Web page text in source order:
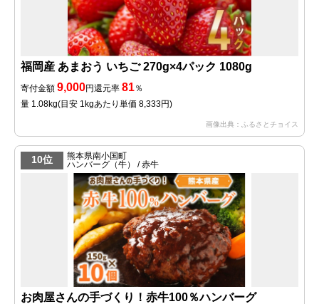
福岡産 あまおう いちご 270g×4パック 1080g
寄付金額 9,000円還元率 81％
量 1.08kg(目安 1kgあたり単価 8,333円)
画像出典：ふるさとチョイス
10位
熊本県南小国町
ハンバーグ（牛） / 赤牛
お肉屋さんの手づくり！赤牛100％ハンバーグ